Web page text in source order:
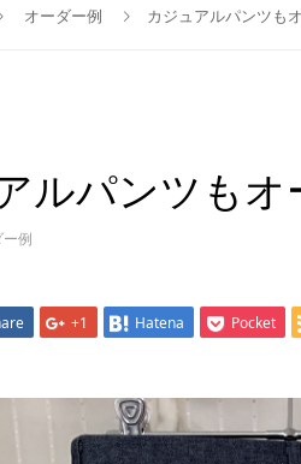
オーダー例 カジュアルパンツも
ルパンツもオ
例
+1 Hatena Pocket